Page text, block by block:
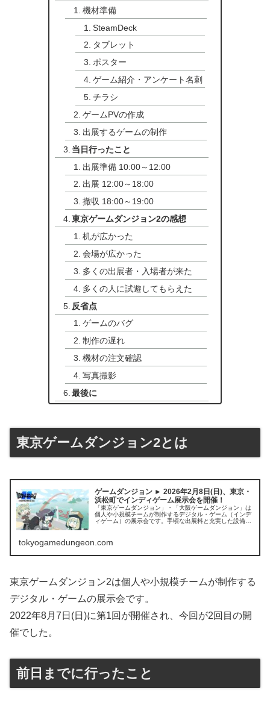
機材準備
SteamDeck
タブレット
ポスター
ゲーム紹介・アンケート名刺
チラシ
ゲームPVの作成
出展するゲームの制作
当日行ったこと
出展準備 10:00～12:00
出展 12:00～18:00
撤収 18:00～19:00
東京ゲームダンジョン2の感想
机が広かった
会場が広かった
多くの出展者・入場者が来た
多くの人に試遊してもらえた
反省点
ゲームのバグ
制作の遅れ
機材の注文確認
写真撮影
最後に
東京ゲームダンジョン2とは
ゲームダンジョン ► 2026年2月8日(日)、東京・
浜松町でインディゲーム展示会を開催！
「東京ゲームダンジョン」・「大阪ゲームダンジョン」は
個人や小規模チームが制作するデジタル・ゲーム（インデ
ィゲーム）の展示会です。手頃な出展料と充実した設備
です。みんなで国内のインディゲームを盛り上げましょ
う！
tokyogamedungeon.com
東京ゲームダンジョン2は個人や小規模チームが制作する
デジタル・ゲームの展示会です。
2022年8月7日(日)に第1回が開催され、今回が2回目の開
催でした。
前日までに行ったこと